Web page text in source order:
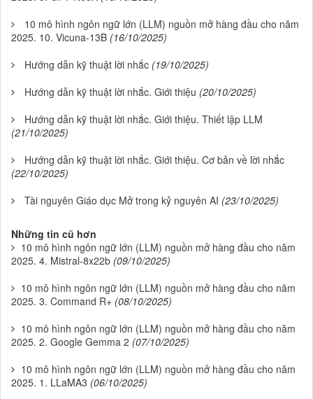
10 mô hình ngôn ngữ lớn (LLM) nguồn mở hàng đầu cho năm
2025. 10. Vicuna-13B (16/10/2025)
Hướng dẫn kỹ thuật lời nhắc (19/10/2025)
Hướng dẫn kỹ thuật lời nhắc. Giới thiệu (20/10/2025)
Hướng dẫn kỹ thuật lời nhắc. Giới thiệu. Thiết lập LLM
(21/10/2025)
Hướng dẫn kỹ thuật lời nhắc. Giới thiệu. Cơ bản về lời nhắc
(22/10/2025)
Tài nguyên Giáo dục Mở trong kỷ nguyên AI (23/10/2025)
Những tin cũ hơn
10 mô hình ngôn ngữ lớn (LLM) nguồn mở hàng đầu cho năm
2025. 4. Mistral-8x22b (09/10/2025)
10 mô hình ngôn ngữ lớn (LLM) nguồn mở hàng đầu cho năm
2025. 3. Command R+ (08/10/2025)
10 mô hình ngôn ngữ lớn (LLM) nguồn mở hàng đầu cho năm
2025. 2. Google Gemma 2 (07/10/2025)
10 mô hình ngôn ngữ lớn (LLM) nguồn mở hàng đầu cho năm
2025. 1. LLaMA3 (06/10/2025)